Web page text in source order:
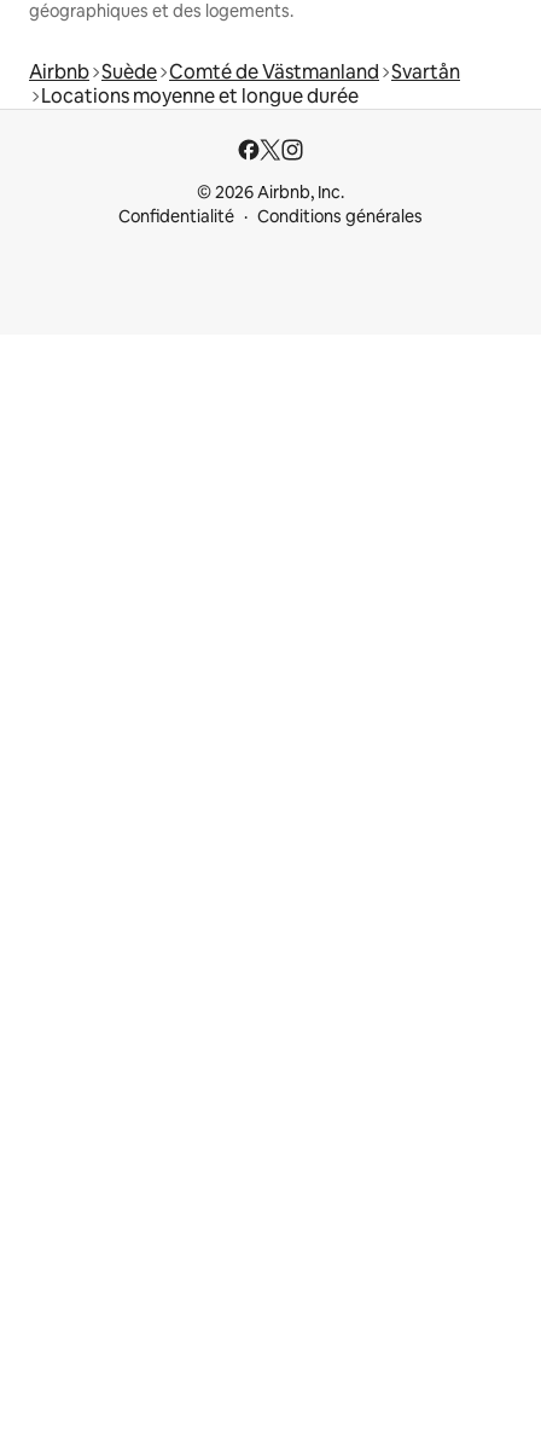
géographiques et des logements.
Airbnb Suède Comté de Västmanland Svartån
Locations moyenne et longue durée
© 2026 Airbnb, Inc.
Confidentialité
Conditions générales